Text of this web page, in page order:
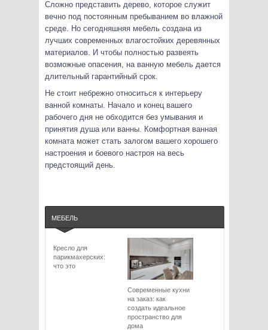
Сложно представить дерево, которое служит
вечно под постоянным пребыванием во влажной
среде. Но сегодняшняя мебель создана из
лучших современных влагостойких деревянных
материалов. И чтобы полностью развеять
возможные опасения, на ванную мебель дается
длительный гарантийный срок.
Не стоит небрежно относиться к интерьеру
ванной комнаты. Начало и конец вашего
рабочего дня не обходится без умывания и
принятия душа или ванны. Комфортная ванная
комната может стать залогом вашего хорошего
настроения и боевого настроя на весь
предстоящий день.
МЕБЕЛЬ
Кресло для
парикмахерских:
что это
Современные кухни
на заказ: как
создать идеальное
пространство для
дома